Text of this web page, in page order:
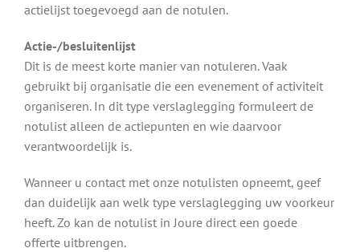
actielijst toegevoegd aan de notulen.
Actie-/besluitenlijst
Dit is de meest korte manier van notuleren. Vaak
gebruikt bij organisatie die een evenement of activiteit
organiseren. In dit type verslaglegging formuleert de
notulist alleen de actiepunten en wie daarvoor
verantwoordelijk is.
Wanneer u contact met onze notulisten opneemt, geef
dan duidelijk aan welk type verslaglegging uw voorkeur
heeft. Zo kan de notulist in Joure direct een goede
offerte uitbrengen.